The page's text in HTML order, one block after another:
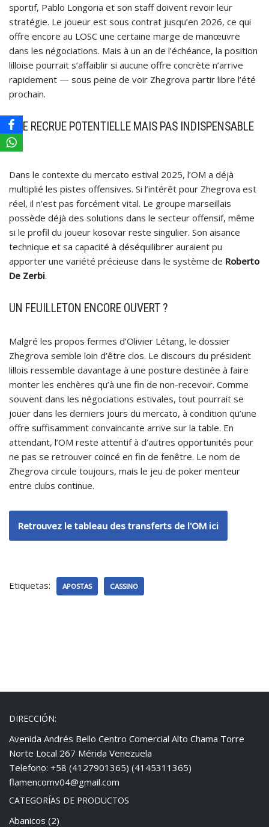
sportif, Pablo Longoria et son staff doivent revoir leur
stratégie. Le joueur est sous contrat jusqu’en 2026, ce qui
offre encore au LOSC une certaine marge de manœuvre
dans les négociations. Mais à un an de l’échéance, la position
lilloise pourrait s’affaiblir si aucune offre concrète n’arrive
rapidement — sous peine de voir Zhegrova partir libre l’été
prochain.
UNE RECRUE POTENTIELLE MAIS PAS INDISPENSABLE
?
Dans le contexte du mercato estival 2025, l’OM a déjà
multiplié les pistes offensives. Si l’intérêt pour Zhegrova est
réel, il n’est pas forcément vital. Le groupe marseillais
possède déjà des solutions dans le secteur offensif, même
si le profil du joueur kosovar reste singulier. Son aisance
technique et sa capacité à déséquilibrer auraient pu
apporter une variété précieuse dans le système de Roberto
De Zerbi.
UN FEUILLETON ENCORE OUVERT ?
Malgré les propos fermes d’Olivier Létang, le dossier
Zhegrova semble loin d’être clos. Le discours du président
lillois ressemble davantage à une posture destinée à faire
monter les enchères qu’à une fin de non-recevoir. Comme
souvent dans les négociations estivales, tout pourrait se
jouer dans les derniers jours du mercato, à condition qu’une
offre suffisamment convaincante arrive sur la table. En
attendant, l’OM reste attentif à d’autres opportunités pour
ne pas se retrouver coincé en fin de fenêtre. Le nom de
Zhegrova circule toujours, mais le jeu de poker menteur
entre clubs continue.
Retrouvez le tableau des transferts de l'OM ici
Etiquetas: APOSTAS CASSINO
DIRECCIÓN:
Avenida Andrés Bello Centro Comercial Alto Chama Torre
Norte Local 267 Mérida Venezuela
Telefono: +58 (4127901365) (4145311365)
flamencomv04@gmail.com
CATEGORÍAS DE PRODUCTOS
Abanicos (2)